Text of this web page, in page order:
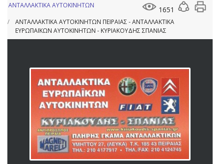
1651
ΑΝΤΑΛΛΑΚΤΙΚΑ ΑΥΤΟΚΙΝΗΤΩΝ
ΑΝΤΑΛΛΑΚΤΙΚΑ ΑΥΤΟΚΙΝΗΤΩΝ ΠΕΙΡΑΙΑΣ - ΑΝΤΑΛΛΑΚΤΙΚΑ
ΕΥΡΩΠΑΪΚΩΝ ΑΥΤΟΚΙΝΗΤΩΝ - ΚΥΡΙΑΚΟΥΔΗΣ ΣΠΑΝΙΑΣ